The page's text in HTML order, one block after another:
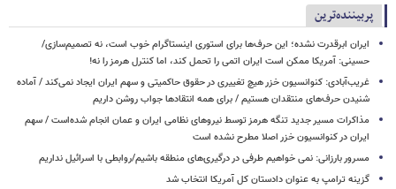
پربیننده‌ترین
ایران ابرقدرت نشده؛ این حرف‌ها برای استوری اینستاگرام خوب است، نه تصمیم‌سازی/
حسینی: آمریکا ممکن است ایران اتمی را تحمل کند، اما کنترل هرمز را نه!
غریب‌آبادی: کنوانسیون خزر هیچ تغییری در حقوق حاکمیتی و سهم ایران ایجاد نمی‌کند / آماده
شنیدن حرف‌های منتقدان هستیم / برای همه انتقادها جواب روشن داریم
مذاکرات مسیر جدید تنگه هرمز توسط نیروهای نظامی ایران و عمان انجام شده‌است / سهم
ایران در کنوانسیون خزر اصلا مطرح نشده است
مسرور بارزانی: نمی خواهیم طرفی در درگیری‌های منطقه باشیم/روابطی با اسرائیل نداریم
گزینه ترامپ به عنوان دادستان کل آمریکا انتخاب شد